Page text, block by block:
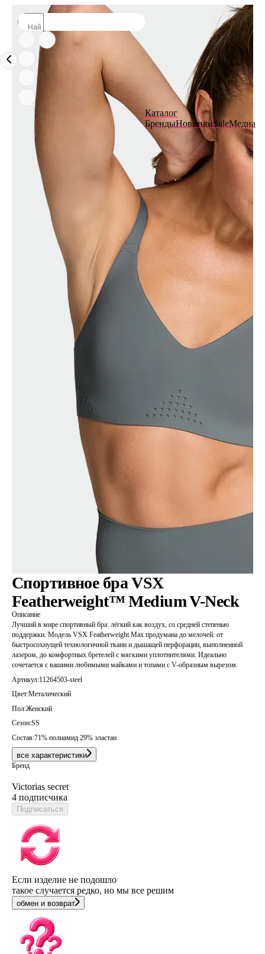
Каталог
БрендыНовинкиSaleМедиа
Спортивное бра VSX
Featherweight™ Medium V-Neck
Описание
Лучший в мире спортивный бра: лёгкий как воздух, со средней степенью
поддержки. Модель VSX Featherweight Max продумана до мелочей: от
быстросохнущей технологичной ткани и дышащей перфорации, выполненной
лазером, до комфортных бретелей с мягкими уплотнителями. Идеально
сочетается с вашими любимыми майками и топами с V-образным вырезом.
Артикул:11264503-steel
Цвет:Металический
Пол:Женский
Сезон:SS
Состав:71% полиамид 29% эластан
все характеристики
Бренд
Victorias secret
4 подписчика
Подписаться
Если изделие не подошло
такое случается редко, но мы все решим
обмен и возврат